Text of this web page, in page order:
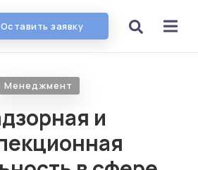
Оставить заявку
Менеджмент
и